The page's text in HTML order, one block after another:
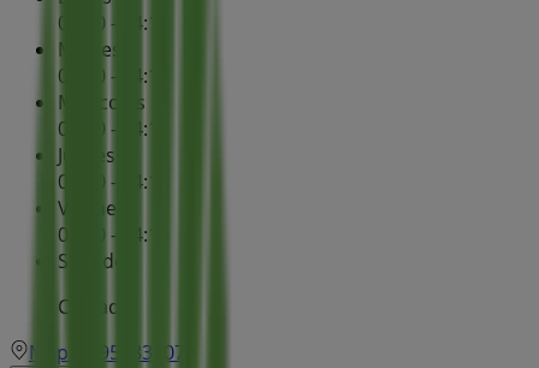
08:30 - 14:15
Martes
08:30 - 14:15
Miércoles
08:30 - 14:15
Jueves
08:30 - 14:15
Viernes
08:30 - 14:15
Sábado
Cerrado
Mapa
956830079